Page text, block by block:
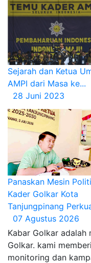
Sejarah dan Ketua
AMPI dari Masa ke...
28 Juni 2023
Panaskan Mesin
Kader Golkar Kota
Tanjungpinang
07 Agustus 2026
Kabar Golkar adalah
Golkar. kami
monitoring dan